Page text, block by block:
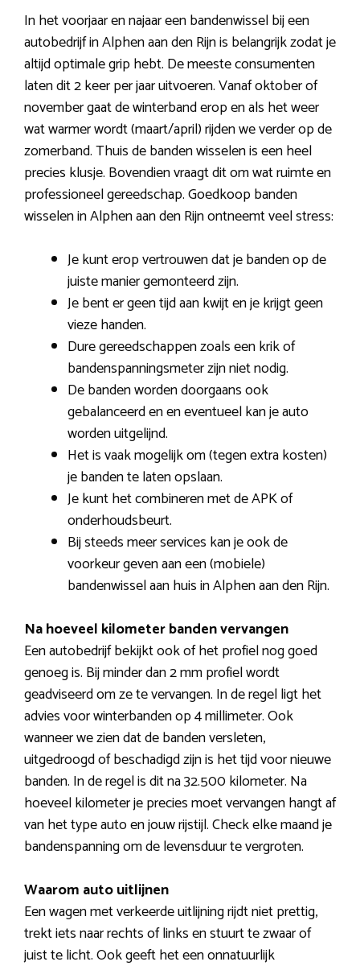
In het voorjaar en najaar een bandenwissel bij een
autobedrijf in Alphen aan den Rijn is belangrijk zodat je
altijd optimale grip hebt. De meeste consumenten
laten dit 2 keer per jaar uitvoeren. Vanaf oktober of
november gaat de winterband erop en als het weer
wat warmer wordt (maart/april) rijden we verder op de
zomerband. Thuis de banden wisselen is een heel
precies klusje. Bovendien vraagt dit om wat ruimte en
professioneel gereedschap. Goedkoop banden
wisselen in Alphen aan den Rijn ontneemt veel stress:
Je kunt erop vertrouwen dat je banden op de
juiste manier gemonteerd zijn.
Je bent er geen tijd aan kwijt en je krijgt geen
vieze handen.
Dure gereedschappen zoals een krik of
bandenspanningsmeter zijn niet nodig.
De banden worden doorgaans ook
gebalanceerd en en eventueel kan je auto
worden uitgelijnd.
Het is vaak mogelijk om (tegen extra kosten)
je banden te laten opslaan.
Je kunt het combineren met de APK of
onderhoudsbeurt.
Bij steeds meer services kan je ook de
voorkeur geven aan een (mobiele)
bandenwissel aan huis in Alphen aan den Rijn.
Na hoeveel kilometer banden vervangen
Een autobedrijf bekijkt ook of het profiel nog goed
genoeg is. Bij minder dan 2 mm profiel wordt
geadviseerd om ze te vervangen. In de regel ligt het
advies voor winterbanden op 4 millimeter. Ook
wanneer we zien dat de banden versleten,
uitgedroogd of beschadigd zijn is het tijd voor nieuwe
banden. In de regel is dit na 32.500 kilometer. Na
hoeveel kilometer je precies moet vervangen hangt af
van het type auto en jouw rijstijl. Check elke maand je
bandenspanning om de levensduur te vergroten.
Waarom auto uitlijnen
Een wagen met verkeerde uitlijning rijdt niet prettig,
trekt iets naar rechts of links en stuurt te zwaar of
juist te licht. Ook geeft het een onnatuurlijk